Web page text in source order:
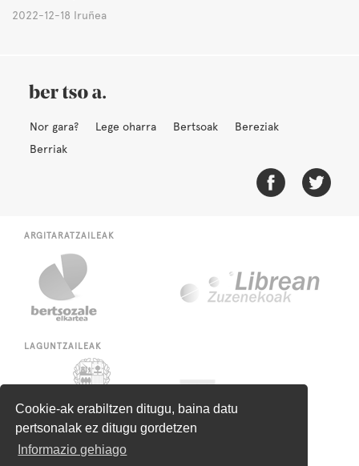
Cookie-ak erabiltzen ditugu, baina datu
pertsonalak ez ditugu gordetzen
Informazio gehiago
2022-12-18 Iruñea
Nor gara? Lege oharra Bertsoak
Bereziak
Berriak
ARGITARATZAILEAK
LAGUNTZAILEAK